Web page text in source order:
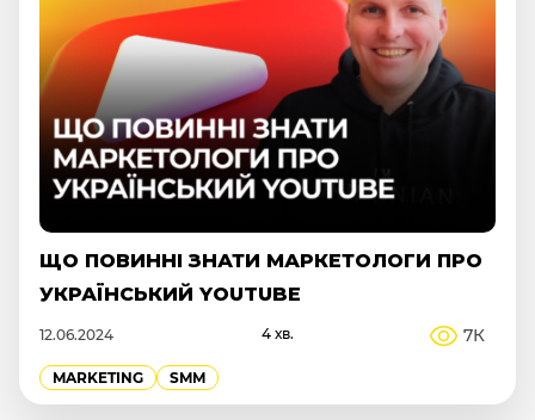
ЩО ПОВИННІ ЗНАТИ МАРКЕТОЛОГИ ПРО
УКРАЇНСЬКИЙ YOUTUBE
12.06.2024 4 хв. 7К
MARKETING SMM